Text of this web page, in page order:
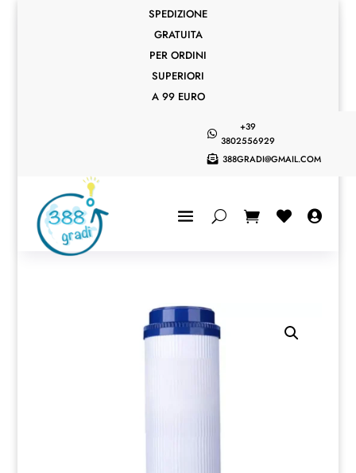
SPEDIZIONE
GRATUITA
PER ORDINI
SUPERIORI
A 99 EURO

+39
3802556929
 388GRADI@GMAIL.COM
 